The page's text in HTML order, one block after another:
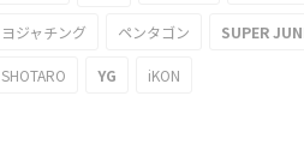
ヨジャチング ペンタゴン SUPER
SHOTARO YG iKON